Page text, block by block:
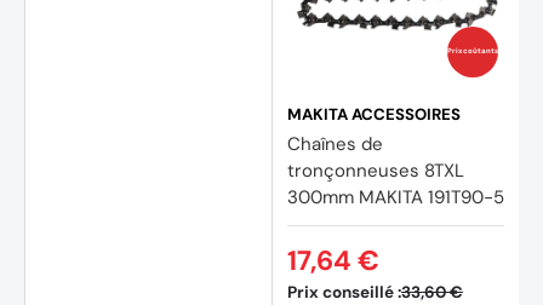
Prix coûtants
MAKITA ACCESSOIRES
Chaînes de
tronçonneuses 8TXL
300mm MAKITA 191T90-5
Prix conseillé :33,60 €
17,64 €